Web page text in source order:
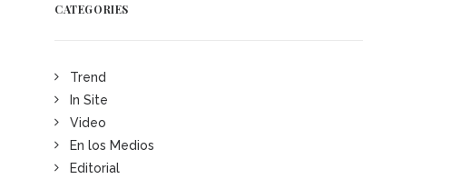
CATEGORIES
Trend
In Site
Video
En los Medios
Editorial